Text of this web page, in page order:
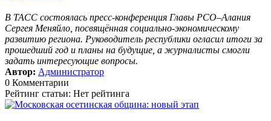
В ТАСС состоялась пресс-конференция Главы РСО–Алания
Сергея Меняйло, посвящённая социально-экономическому
развитию региона. Руководитель республики огласил итоги за
прошедший год и планы на будущие, а журналисты смогли
задать интересующие вопросы.
Автор: Администратор
0 Комментарии
Рейтинг статьи: Нет рейтинга